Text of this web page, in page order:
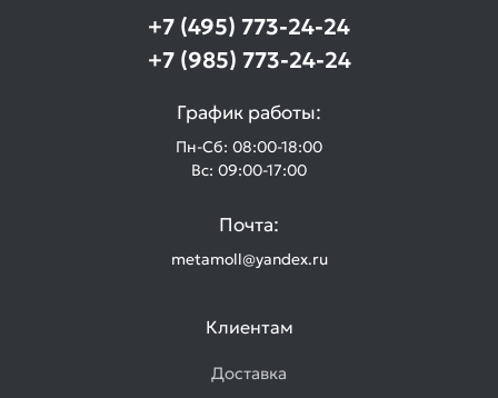
+7 (495) 773-24-24
+7 (985) 773-24-24
График работы:
Пн-Сб: 08:00-18:00
Вс: 09:00-17:00
Почта:
metamoll@yandex.ru
Клиентам
Доставка